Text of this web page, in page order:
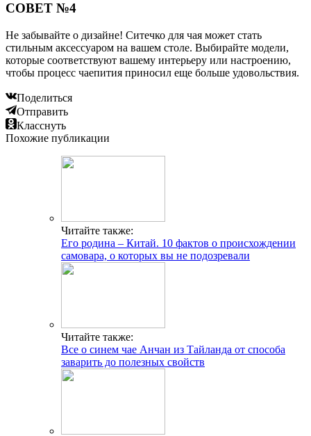
СОВЕТ №4
Не забывайте о дизайне! Ситечко для чая может стать
стильным аксессуаром на вашем столе. Выбирайте модели,
которые соответствуют вашему интерьеру или настроению,
чтобы процесс чаепития приносил еще больше удовольствия.
Поделиться
Отправить
Класснуть
Похожие публикации
Читайте также:
Его родина – Китай. 10 фактов о происхождении
самовара, о которых вы не подозревали
Читайте также:
Все о синем чае Анчан из Тайланда от способа
заварить до полезных свойств